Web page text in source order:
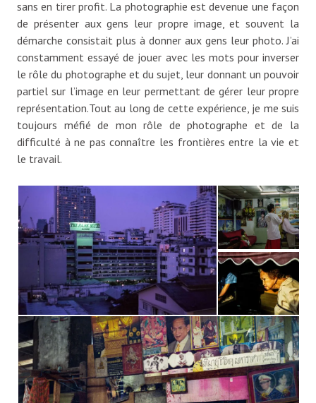
sans en tirer profit. La photographie est devenue une façon
de présenter aux gens leur propre image, et souvent la
démarche consistait plus à donner aux gens leur photo. J’ai
constamment essayé de jouer avec les mots pour inverser
le rôle du photographe et du sujet, leur donnant un pouvoir
partiel sur l’image en leur permettant de gérer leur propre
représentation.Tout au long de cette expérience, je me suis
toujours méfié de mon rôle de photographe et de la
difficulté à ne pas connaître les frontières entre la vie et
le travail.